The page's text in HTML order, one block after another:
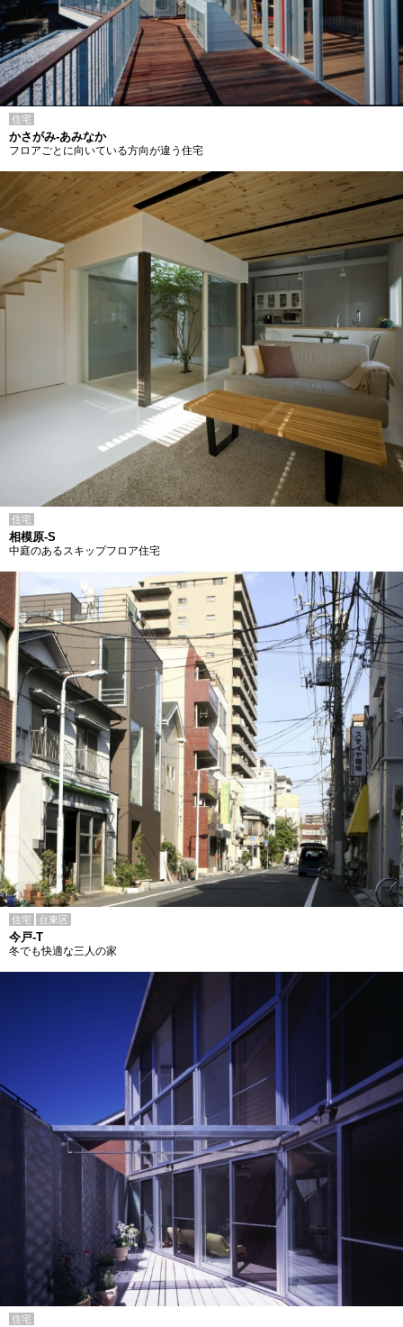
住宅
かさがみ-あみなか
フロアごとに向いている方向が違う住宅
住宅
相模原-S
中庭のあるスキップフロア住宅
住宅 台東区
今戸-T
冬でも快適な三人の家
住宅